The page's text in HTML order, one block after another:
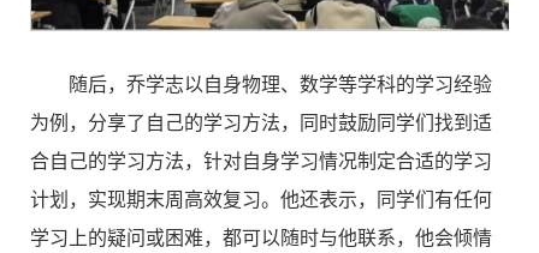
随后，乔学志以自身物理、数学等学科的学习经验
为例，分享了自己的学习方法，同时鼓励同学们找到适
合自己的学习方法，针对自身学习情况制定合适的学习
计划，实现期末周高效复习。他还表示，同学们有任何
学习上的疑问或困难，都可以随时与他联系，他会倾情